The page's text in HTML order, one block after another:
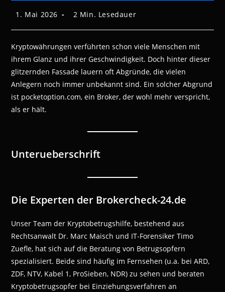
Beitrag
1. Mai 2026 Lesedauer:
2 Min. Lesedauer
Kryptowährungen verführten schon viele Menschen mit
ihrem Glanz und ihrer Geschwindigkeit. Doch hinter dieser
glitzernden Fassade lauern oft Abgründe, die vielen
Anlegern noch immer unbekannt sind. Ein solcher Abgrund
ist pocketoption.com, ein Broker, der wohl mehr verspricht,
als er hält.
Unterueberschrift
Die Experten der Brokercheck-24.de
Unser Team der Kryptobetrugshilfe, bestehend aus
Rechtsanwalt Dr. Marc Maisch und IT-Forensiker Timo
Zuefle, hat sich auf die Beratung von Betrugsopfern
spezialisiert. Beide sind häufig im Fernsehen (u.a. bei ARD,
ZDF, NTV, Kabel 1, ProSieben, NDR) zu sehen und beraten
Kryptobetrugsopfer bei Einziehungsverfahren an